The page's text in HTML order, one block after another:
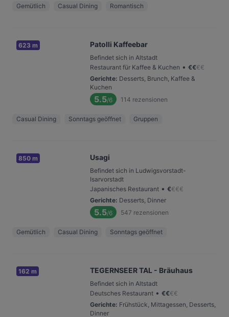
Gemütlich Casual Dining Romantisch
623 m Patolli Kaffeebar
Befindet sich in Altstadt
Restaurant für Kaffee & Kuchen • €€€€
Gerichte: Desserts, Brunch, Kaffee &
Kuchen
5.5/6 114 rezensionen
Casual Dining Sonntags geöffnet Gruppen
850 m Usagi
Befindet sich in Ludwigsvorstadt-
Isarvorstadt
Japanisches Restaurant • €€€€
Gerichte: Desserts, Dinner
5.5/6 547 rezensionen
Gemütlich Casual Dining Sonntags geöffnet
162 m TEGERNSEER TAL - Bräuhaus
Befindet sich in Altstadt
Deutsches Restaurant • €€€€
Gerichte: Frühstück, Mittagessen, Desserts,
Dinner